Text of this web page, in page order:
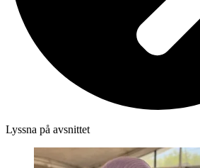
Lyssna på avsnittet